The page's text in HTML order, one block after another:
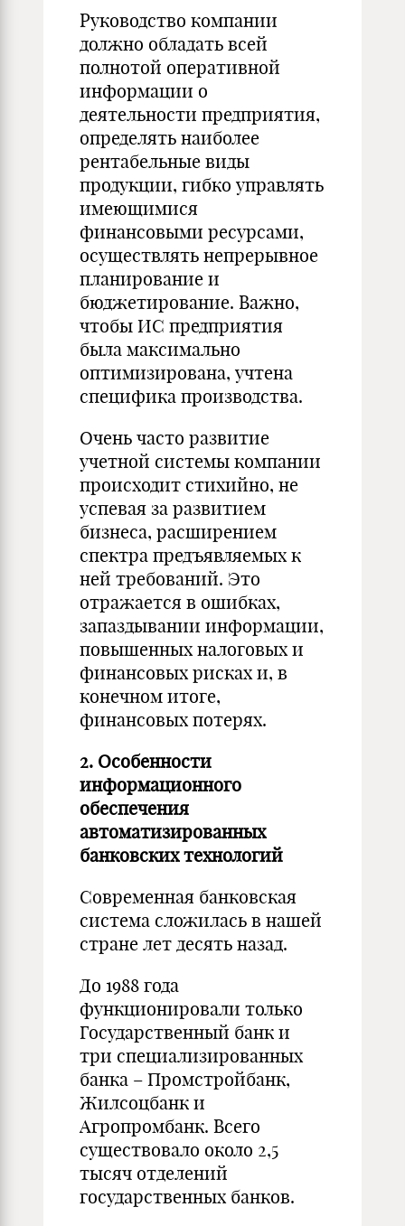
Руководство компании
должно обладать всей
полнотой оперативной
информации о
деятельности предприятия,
определять наиболее
рентабельные виды
продукции, гибко управлять
имеющимися
финансовыми ресурсами,
осуществлять непрерывное
планирование и
бюджетирование. Важно,
чтобы ИС предприятия
была максимально
оптимизирована, учтена
специфика производства.
Очень часто развитие
учетной системы компании
происходит стихийно, не
успевая за развитием
бизнеса, расширением
спектра предъявляемых к
ней требований. Это
отражается в ошибках,
запаздывании информации,
повышенных налоговых и
финансовых рисках и, в
конечном итоге,
финансовых потерях.
2. Особенности
информационного
обеспечения
автоматизированных
банковских технологий
Современная банковская
система сложилась в нашей
стране лет десять назад.
До 1988 года
функционировали только
Государственный банк и
три специализированных
банка – Промстройбанк,
Жилсоцбанк и
Агропромбанк. Всего
существовало около 2,5
тысяч отделений
государственных банков.